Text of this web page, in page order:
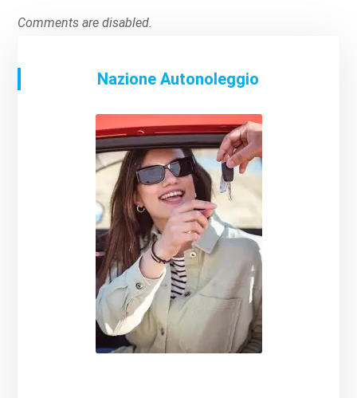
Comments are disabled.
Nazione Autonoleggio